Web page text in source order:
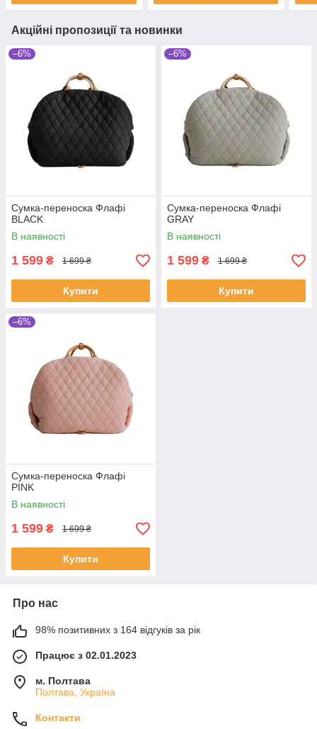
Акційні пропозиції та новинки
–6%
Сумка-переноска Флафі
BLACK
В наявності
1 599 ₴ 1 699 ₴
Купити
–6%
Сумка-переноска Флафі
GRAY
В наявності
1 599 ₴ 1 699 ₴
Купити
–6%
Сумка-переноска Флафі
PINK
В наявності
1 599 ₴ 1 699 ₴
Купити
Про нас
98% позитивних з 164 відгуків за рік
Працює з 02.01.2023
м. Полтава
Полтава, Україна
Контакти